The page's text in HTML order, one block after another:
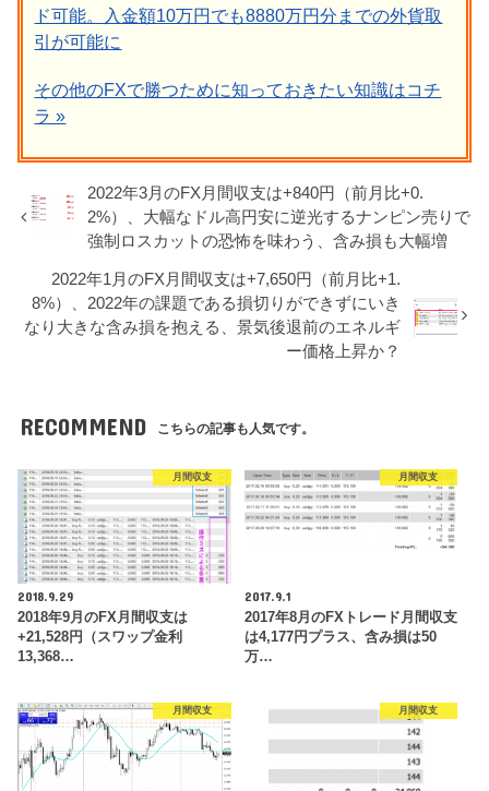
ド可能。入金額10万円でも8880万円分までの外貨取
引が可能に
その他のFXで勝つために知っておきたい知識はコチ
ラ »
2022年3月のFX月間収支は+840円（前月比+0.
2%）、大幅なドル高円安に逆光するナンピン売りで
強制ロスカットの恐怖を味わう、含み損も大幅増
2022年1月のFX月間収支は+7,650円（前月比+1.
8%）、2022年の課題である損切りができずにいき
なり大きな含み損を抱える、景気後退前のエネルギ
ー価格上昇か？
RECOMMEND こちらの記事も人気です。
月間収支
2018.9.29
2018年9月のFX月間収支は
+21,528円（スワップ金利
13,368…
月間収支
2017.9.1
2017年8月のFXトレード月間収支
は4,177円プラス、含み損は50
万…
月間収支 月間収支